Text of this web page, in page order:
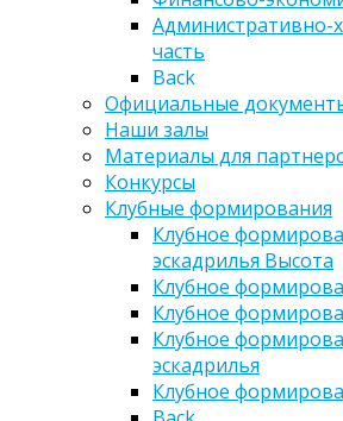
Административно-
часть
Back
Официальные
Наши залы
Материалы для
Конкурсы
Клубные формирования
Клубное
эскадрилья Высота
Клубное
Клубное
Клубное
эскадрилья
Клубное